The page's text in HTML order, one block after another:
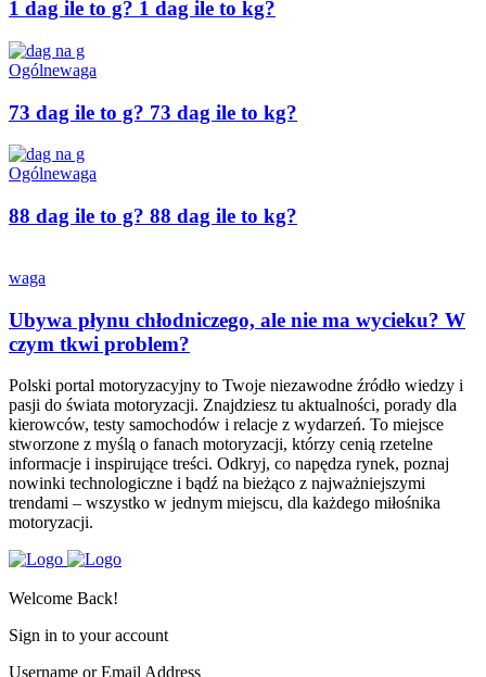
1 dag ile to g? 1 dag ile to kg?
Ogólnewaga
73 dag ile to g? 73 dag ile to kg?
Ogólnewaga
88 dag ile to g? 88 dag ile to kg?
waga
Ubywa płynu chłodniczego, ale nie ma wycieku? W
czym tkwi problem?
Polski portal motoryzacyjny to Twoje niezawodne źródło wiedzy i
pasji do świata motoryzacji. Znajdziesz tu aktualności, porady dla
kierowców, testy samochodów i relacje z wydarzeń. To miejsce
stworzone z myślą o fanach motoryzacji, którzy cenią rzetelne
informacje i inspirujące treści. Odkryj, co napędza rynek, poznaj
nowinki technologiczne i bądź na bieżąco z najważniejszymi
trendami – wszystko w jednym miejscu, dla każdego miłośnika
motoryzacji.
Welcome Back!
Sign in to your account
Username or Email Address